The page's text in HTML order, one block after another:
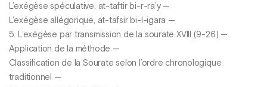
L’exégèse spéculative, at-taftir bi-r-ra’y —
L’exégèse allégorique, at-tafsir bi-l-igara —
5. L’exégèse par transmission de la sourate XVIII (9-26) —
Application de la méthode —
Classification de la Sourate selon l’ordre chronologique
traditionnel —